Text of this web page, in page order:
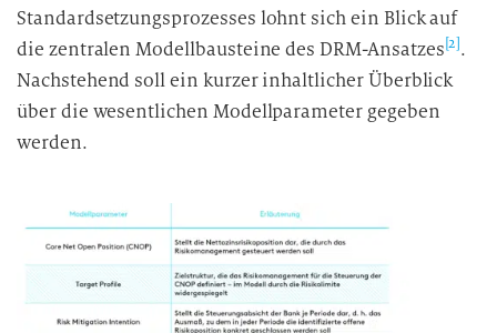
Standardsetzungsprozesses lohnt sich ein Blick auf
die zentralen Modellbausteine des DRM-Ansatzes [2] .
Nachstehend soll ein kurzer inhaltlicher Überblick
über die wesentlichen Modellparameter gegeben
werden.